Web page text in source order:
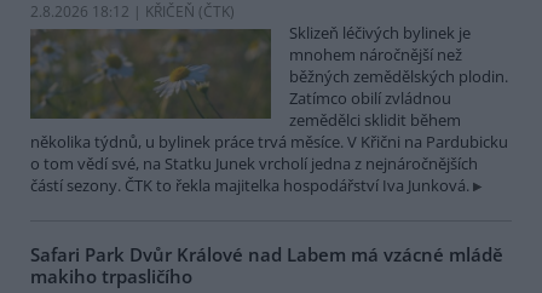
2.8.2026 18:12 | KŘIČEŇ (ČTK)
Sklizeň léčivých bylinek je
mnohem náročnější než
běžných zemědělských plodin.
Zatímco obilí zvládnou
zemědělci sklidit během
několika týdnů, u bylinek práce trvá měsíce. V Křični na Pardubicku
o tom vědí své, na Statku Junek vrcholí jedna z nejnáročnějších
částí sezony. ČTK to řekla majitelka hospodářství Iva Junková.
Safari Park Dvůr Králové nad Labem má vzácné mládě
makiho trpasličího